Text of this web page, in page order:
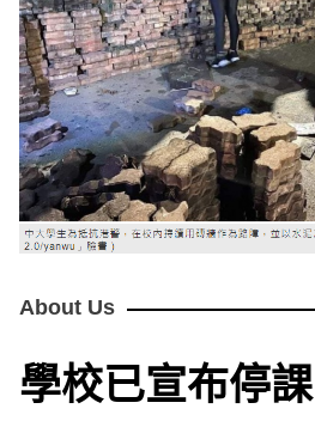
About Us
學校已宣布停課